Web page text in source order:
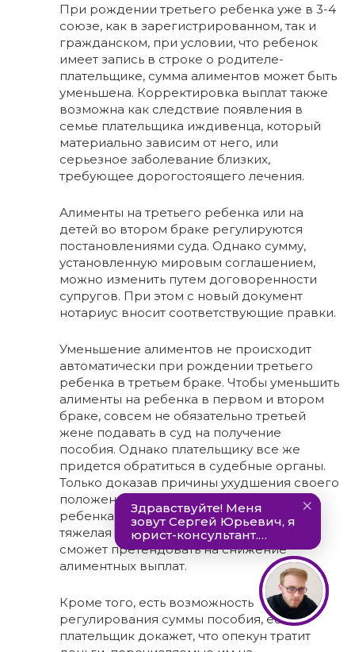
При рождении третьего ребенка уже в 3-4
союзе, как в зарегистрированном, так и
гражданском, при условии, что ребенок
имеет запись в строке о родителе-
плательщике, сумма алиментов может быть
уменьшена. Корректировка выплат также
возможна как следствие появления в
семье плательщика иждивенца, который
материально зависим от него, или
серьезное заболевание близких,
требующее дорогостоящего лечения.
Алименты на третьего ребенка или на
детей во втором браке регулируются
постановлениями суда. Однако сумму,
установленную мировым соглашением,
можно изменить путем договоренности
супругов. При этом с новый документ
нотариус вносит соответствующие правки.
Уменьшение алиментов не происходит
автоматически при рождении третьего
ребенка в третьем браке. Чтобы уменьшить
алименты на ребенка в первом и втором
браке, совсем не обязательно третьей
жене подавать в суд на получение
пособия. Однако плательщику все же
придется обратиться в судебные органы.
Только доказав причины ухудшения своего
положения, будь то рождение третьего
ребенка в последующих браках или
тяжелая болезнь, супруг-плательщик
сможет претендовать на снижение
алиментных выплат.
Кроме того, есть возможность
регулирования суммы пособия, если
плательщик докажет, что опекун тратит